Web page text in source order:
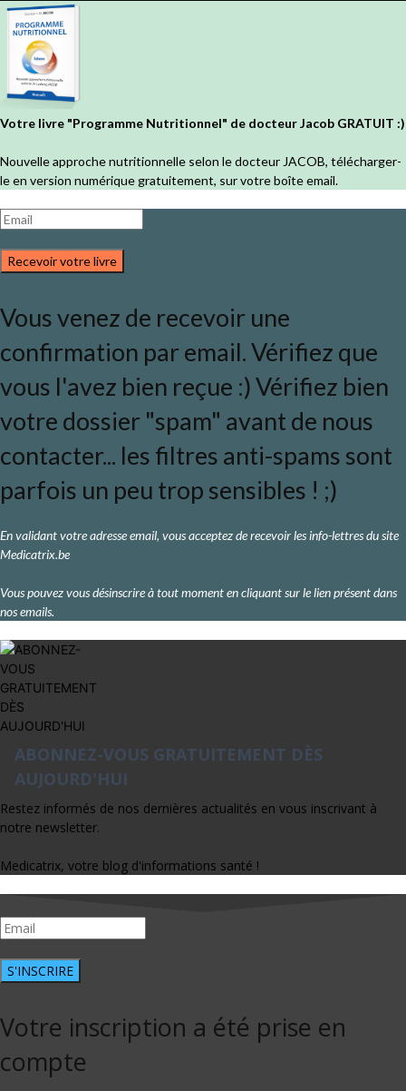
Votre livre "Programme Nutritionnel" de docteur Jacob GRATUIT :)
Nouvelle approche nutritionnelle selon le docteur JACOB, télécharger-
le en version numérique gratuitement, sur votre boîte email.
Recevoir votre livre
Vous venez de recevoir une
confirmation par email. Vérifiez que
vous l'avez bien reçue :) Vérifiez bien
votre dossier "spam" avant de nous
contacter... les filtres anti-spams sont
parfois un peu trop sensibles ! ;)
En validant votre adresse email, vous acceptez de recevoir les info-lettres du site
Medicatrix.be
Vous pouvez vous désinscrire à tout moment en cliquant sur le lien présent dans
nos emails.
ABONNEZ-VOUS GRATUITEMENT DÈS
AUJOURD'HUI
Restez informés de nos dernières actualités en vous inscrivant à
notre newsletter.
Medicatrix, votre blog d'informations santé !
S'INSCRIRE
Votre inscription a été prise en
compte